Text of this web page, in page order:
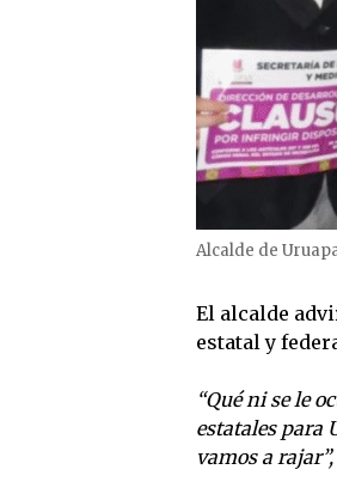
Alcalde de
El alcalde
estatal y
“Qué ni se le
estatales para
vamos a rajar”,